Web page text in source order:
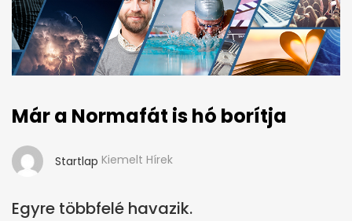
Már a Normafát is hó borítja
Startlap Kiemelt Hírek
Egyre többfelé havazik.